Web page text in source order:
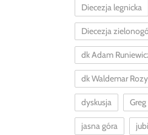
Diecezja legnicka
Diecezja
dk Adam
dk Waldemar
dyskusja
jasna góra